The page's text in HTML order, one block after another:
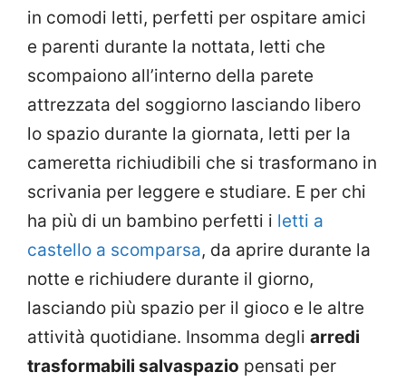
in comodi letti, perfetti per ospitare amici
e parenti durante la nottata, letti che
scompaiono all’interno della parete
attrezzata del soggiorno lasciando libero
lo spazio durante la giornata, letti per la
cameretta richiudibili che si trasformano in
scrivania per leggere e studiare. E per chi
ha più di un bambino perfetti i letti a
castello a scomparsa, da aprire durante la
notte e richiudere durante il giorno,
lasciando più spazio per il gioco e le altre
attività quotidiane. Insomma degli arredi
trasformabili salvaspazio pensati per